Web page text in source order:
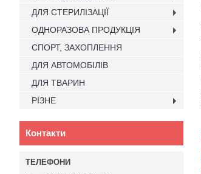
ДЛЯ СТЕРИЛІЗАЦІЇ
ОДНОРАЗОВА ПРОДУКЦІЯ
СПОРТ, ЗАХОПЛЕННЯ
ДЛЯ АВТОМОБІЛІВ
ДЛЯ ТВАРИН
РІЗНЕ
Контакти